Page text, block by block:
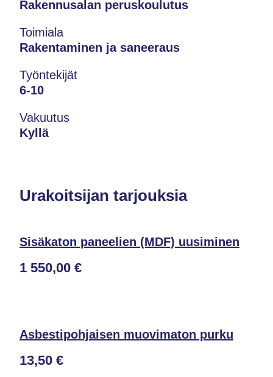
Rakennusalan peruskoulutus
Toimiala
Rakentaminen ja saneeraus
Työntekijät
6-10
Vakuutus
Kyllä
Urakoitsijan tarjouksia
Sisäkaton paneelien (MDF) uusiminen
1 550,00 €
Asbestipohjaisen muovimaton purku
13,50 €